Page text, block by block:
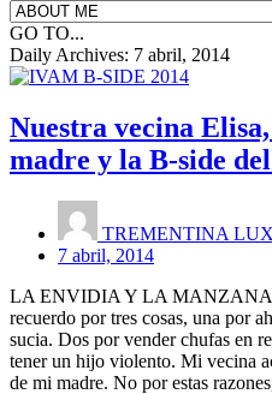
GO TO...
Daily Archives: 7 abril, 2014
Nuestra vecina
madre y la B-side
TREMENTINA LUX
7 abril, 2014
LA ENVIDIA Y LA MANZANA
recuerdo por tres cosas, una por
sucia. Dos por vender chufas en
tener un hijo violento. Mi vecina
de mi madre. No por estas